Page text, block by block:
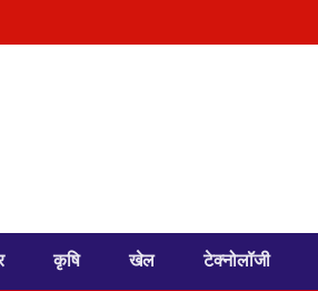
कृषि खेल टेक्नोलॉजी